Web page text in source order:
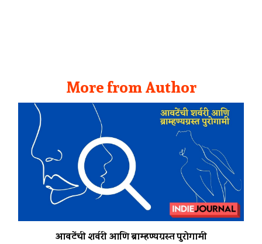
More from Author
आवटेंची शर्वरी आणि ब्राम्हण्यग्रस्त पुरोगामी